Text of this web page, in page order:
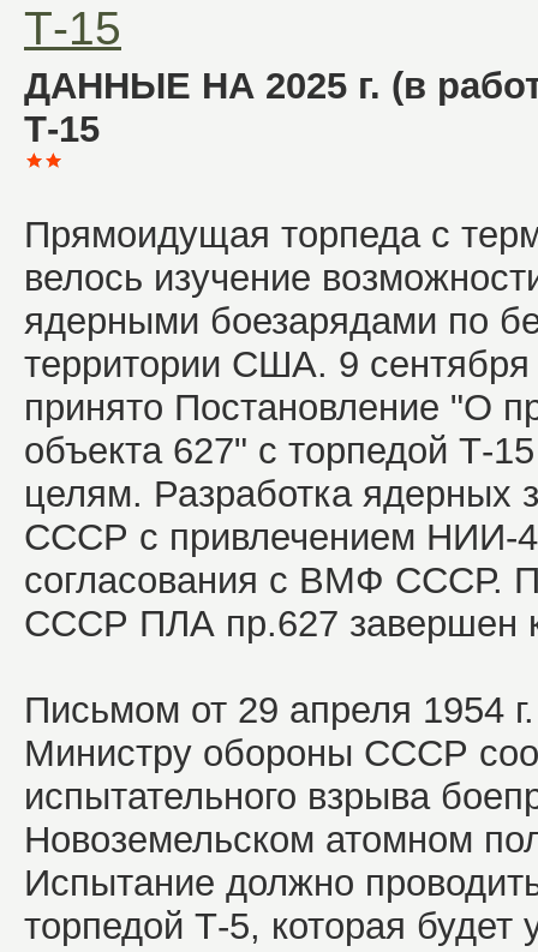
Т-15
ДАННЫЕ НА 2025 г. (в
Т-15
Прямоидущая торпеда с
велось изучение
ядерными боезарядами по
территории США. 9
принято Постановление "О
объекта 627" с торпедой Т-
целям. Разработка
СССР с привлечением НИИ-
согласования с ВМФ СССР.
СССР ПЛА пр.627 завершен
Письмом от 29 апреля 1954
Министру обороны СССР
испытательного взрыва
Новоземельском атомном
Испытание должно
торпедой Т-5, которая будет